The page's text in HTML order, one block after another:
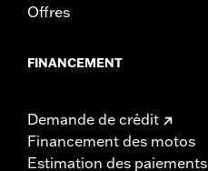
Offres
FINANCEMENT
Demande de crédit
Financement des motos
Estimation des paiements